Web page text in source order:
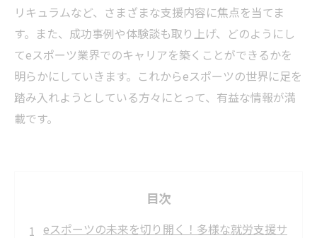
リキュラムなど、さまざまな支援内容に焦点を当てま
す。また、成功事例や体験談も取り上げ、どのようにし
てeスポーツ業界でのキャリアを築くことができるかを
明らかにしていきます。これからeスポーツの世界に足を
踏み入れようとしている方々にとって、有益な情報が満
載です。
目次
eスポーツの未来を切り開く！多様な就労支援サ